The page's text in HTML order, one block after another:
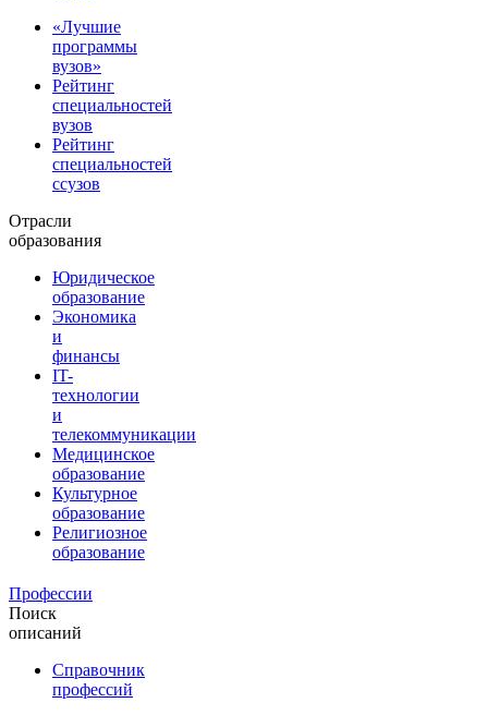
«Лучшие
программы
вузов»
Рейтинг
специальностей
вузов
Рейтинг
специальностей
ссузов
Отрасли
образования
Юридическое
образование
Экономика
и
финансы
IT-
технологии
и
телекоммуникации
Медицинское
образование
Культурное
образование
Религиозное
образование
Профессии
Поиск
описаний
Справочник
профессий